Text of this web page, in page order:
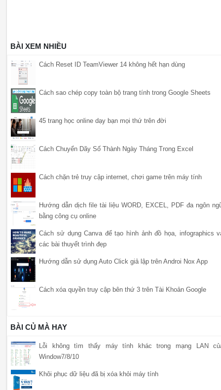
BÀI XEM NHIỀU
Cách Reset ID TeamViewer 14 không hết hạn dùng
Cách sao chép copy toàn bộ trang tính trong Google Sheets
45 trang học online dạy bạn mọi thứ trên đời
Cách Chuyển Dãy Số Thành Ngày Tháng Trong Excel
Cách chặn trẻ truy cập internet, chơi game trên máy tính
Hướng dẫn dịch file tài liệu WORD, EXCEL, PDF đa ngôn
bằng công cụ online
Cách sử dụng Canva để tạo hình ảnh đồ họa, infographics
các bài thuyết trình đẹp
Hướng dẫn sử dụng Auto Click giả lập trên Androi Nox App
Cách xóa quyền truy cập bên thứ 3 trên Tài Khoản Google
BÀI CỦ MÀ HAY
Lỗi không tìm thấy máy tính khác trong mạng LAN
Window7/8/10
Khôi phục dữ liệu đã bị xóa khỏi máy tính